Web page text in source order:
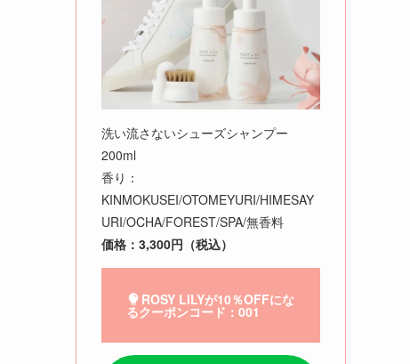
洗い流さないシューズシャンプー
200ml
香り：
KINMOKUSEI/OTOMEYURI/HIMESAY
URI/OCHA/FOREST/SPA/無香料
価格：3,300円（税込）
ROSY LILYが10％OFFにな
るクーポンコード：001